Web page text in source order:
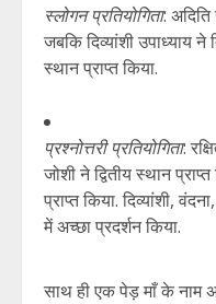
स्लोगन प्रतियोगिता:
जबकि दिव्यांशी उपाध्याय
स्थान प्राप्त किया.
प्रश्नोत्तरी प्रतियोगिता:
जोशी ने द्वितीय स्थान
प्राप्त किया. दिव्यांशी,
में अच्छा प्रदर्शन किया.
साथ ही एक पेड़ माँ के नाम